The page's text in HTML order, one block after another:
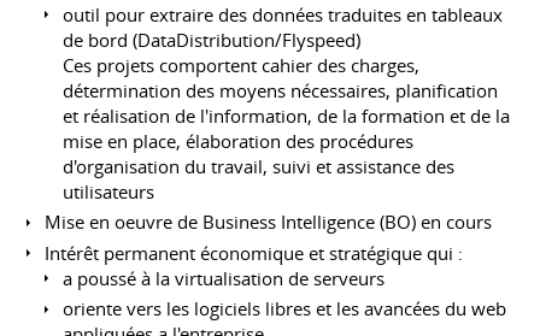
outil pour extraire des données traduites en tableaux
de bord (DataDistribution/Flyspeed)
Ces projets comportent cahier des charges,
détermination des moyens nécessaires, planification
et réalisation de l'information, de la formation et de la
mise en place, élaboration des procédures
d'organisation du travail, suivi et assistance des
utilisateurs
Mise en oeuvre de Business Intelligence (BO) en cours
Intérêt permanent économique et stratégique qui :
a poussé à la virtualisation de serveurs
oriente vers les logiciels libres et les avancées du web